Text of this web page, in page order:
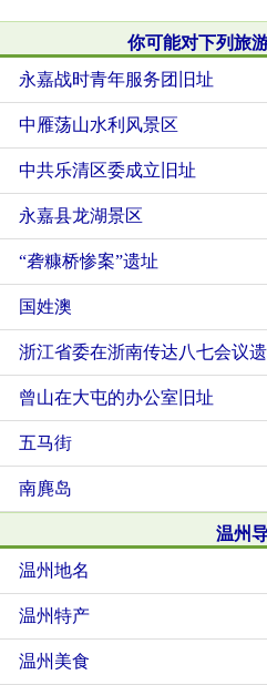
你可能对下列旅
永嘉战时青年服务团旧址
中雁荡山水利风景区
中共乐清区委成立旧址
永嘉县龙湖景区
“砻糠桥惨案”遗址
国姓澳
浙江省委在浙南传达八七会议
曾山在大屯的办公室旧址
五马街
南麂岛
温州
温州地名
温州特产
温州美食